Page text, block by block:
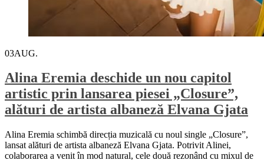
03AUG.
Alina Eremia deschide un nou capitol
artistic prin lansarea piesei „Closure”,
alături de artista albaneză Elvana Gjata
Alina Eremia schimbă direcția muzicală cu noul single „Closure”,
lansat alături de artista albaneză Elvana Gjata. Potrivit Alinei,
colaborarea a venit în mod natural, cele două rezonând cu mixul de